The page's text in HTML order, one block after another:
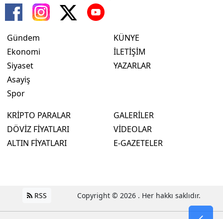
Gündem
Ekonomi
Siyaset
Asayiş
Spor
KÜNYE
İLETİŞİM
YAZARLAR
KRİPTO PARALAR
DÖVİZ FİYATLARI
ALTIN FİYATLARI
GALERİLER
VİDEOLAR
E-GAZETELER
RSS Copyright © 2026 . Her hakkı saklıdır.